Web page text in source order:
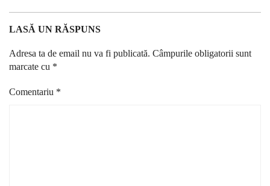
LASĂ UN RĂSPUNS
Adresa ta de email nu va fi publicată. Câmpurile obligatorii sunt
marcate cu *
Comentariu *